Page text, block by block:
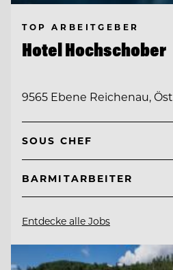
TOP ARBEITGEBER
Hotel Hochschober
9565 Ebene Reichenau,
SOUS CHEF
BARMITARBEITER
Entdecke alle Jobs